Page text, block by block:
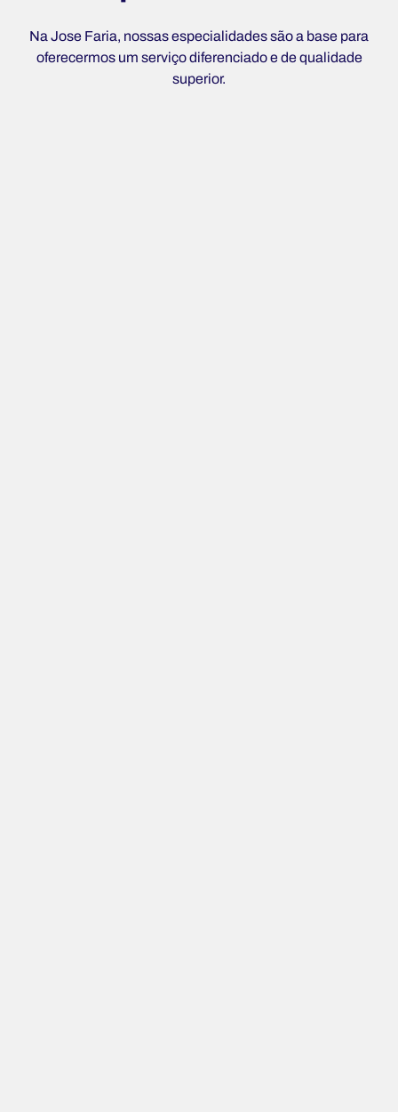
Na Jose Faria, nossas especialidades são a base para
oferecermos um serviço diferenciado e de qualidade
superior.